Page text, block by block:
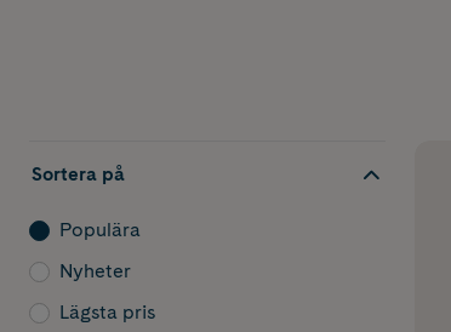
Sortera på
Populära
Nyheter
Lägsta pris